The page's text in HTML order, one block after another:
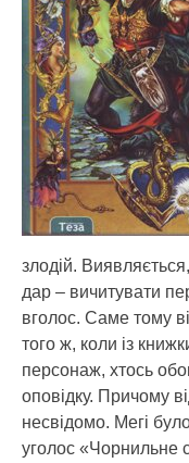
злодій.
дар – вичитувати
вголос. Саме тому
того ж, коли із
персонаж, хтось
оповідку. Причому
несвідомо. Мегі
уголос «Чорнильне